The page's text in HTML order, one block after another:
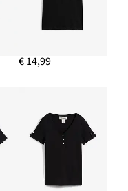
€ 14,99